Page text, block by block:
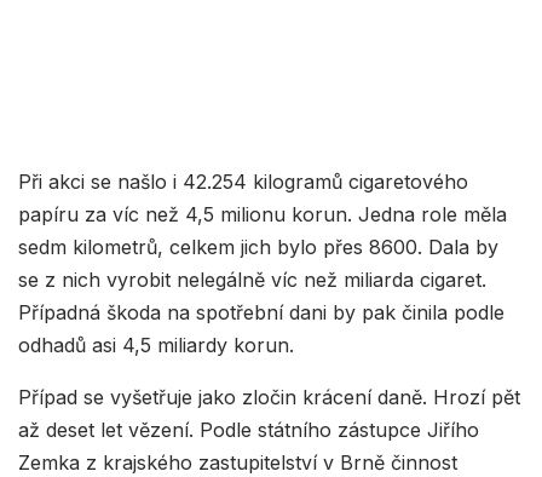
Při akci se našlo i 42.254 kilogramů cigaretového
papíru za víc než 4,5 milionu korun. Jedna role měla
sedm kilometrů, celkem jich bylo přes 8600. Dala by
se z nich vyrobit nelegálně víc než miliarda cigaret.
Případná škoda na spotřební dani by pak činila podle
odhadů asi 4,5 miliardy korun.
Případ se vyšetřuje jako zločin krácení daně. Hrozí pět
až deset let vězení. Podle státního zástupce Jiřího
Zemka z krajského zastupitelství v Brně činnost